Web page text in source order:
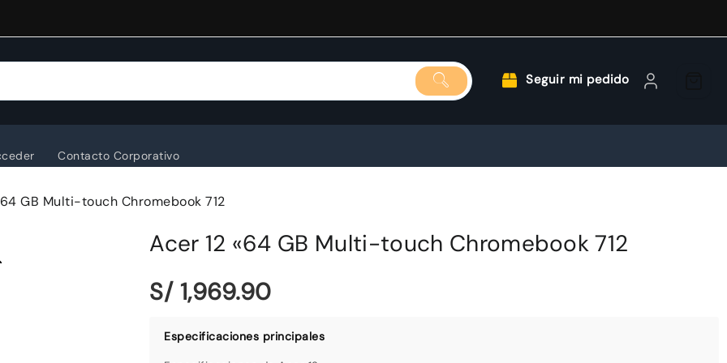
Seguir mi pedido
Contacto Corporativo
GB Multi-touch Chromebook 712
Acer 12 «64 GB Multi-touch Chromebook 712
S/ 1,969.90